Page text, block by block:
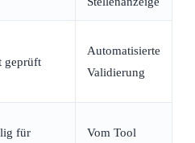
geprüft
Automatisierte
Validierung
für
Vom Tool